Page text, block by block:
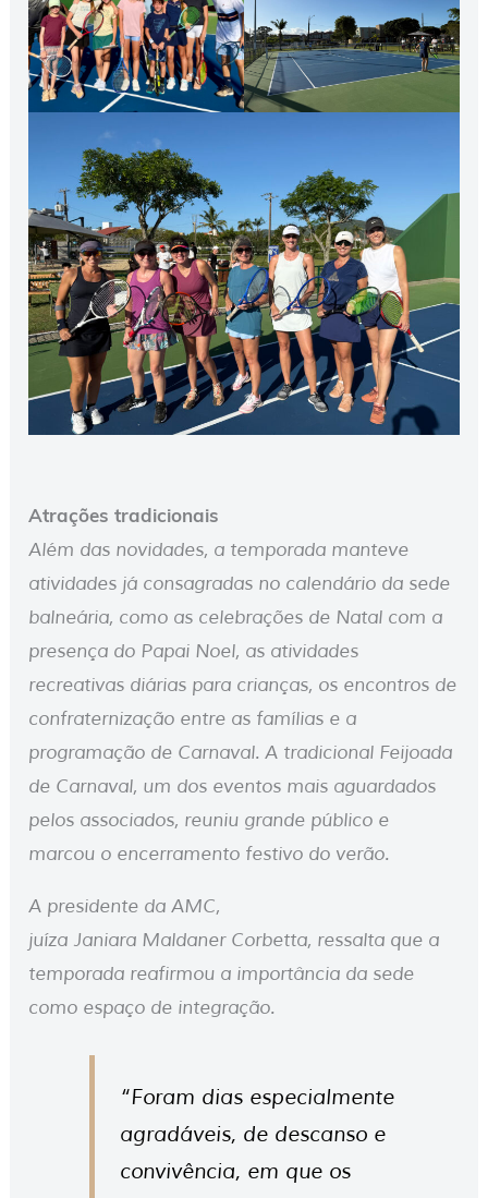
Atrações tradicionais
Além das novidades, a temporada manteve
atividades já consagradas no calendário da sede
balneária, como as celebrações de Natal com a
presença do Papai Noel, as atividades
recreativas diárias para crianças, os encontros de
confraternização entre as famílias e a
programação de Carnaval. A tradicional Feijoada
de Carnaval, um dos eventos mais aguardados
pelos associados, reuniu grande público e
marcou o encerramento festivo do verão.
A presidente da AMC,
juíza Janiara Maldaner Corbetta, ressalta que a
temporada reafirmou a importância da sede
como espaço de integração.
“Foram dias especialmente
agradáveis, de descanso e
convivência, em que os